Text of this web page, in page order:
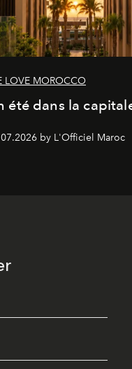
LOVE MOROCCO
été dans la
by L'Officiel Maroc